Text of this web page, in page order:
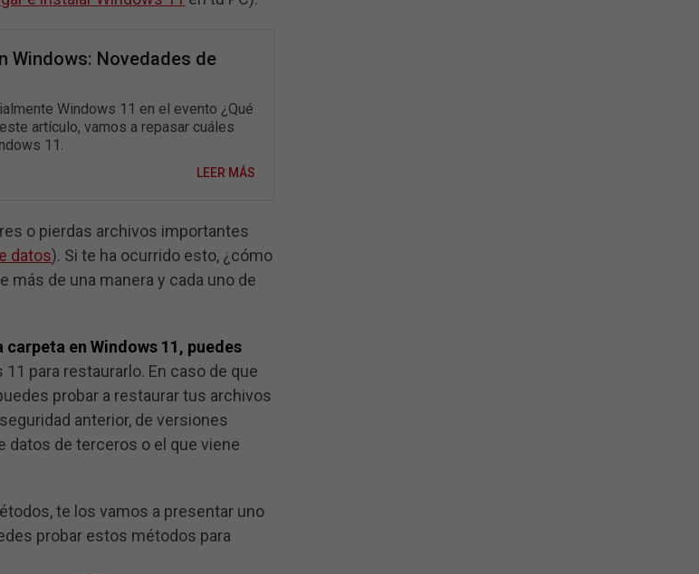
Windows: Novedades de
Windows 11 en el evento ¿Qué
artículo, vamos a repasar cuáles
11.
LEER MÁS
o pierdas archivos importantes
datos). Si te ha ocurrido esto, ¿cómo
más de una manera y cada uno de
en Windows 11, puedes
para restaurarlo. En caso de que
probar a restaurar tus archivos
anterior, de versiones
de terceros o el que viene
te los vamos a presentar uno
probar estos métodos para